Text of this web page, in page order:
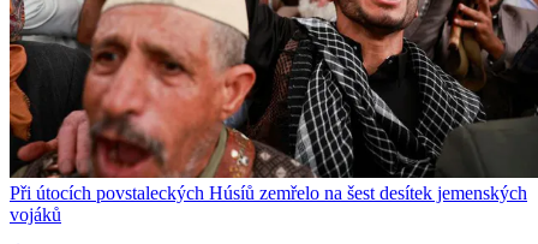
Při útocích povstaleckých Húsíů zemřelo na šest desítek jemenských
vojáků